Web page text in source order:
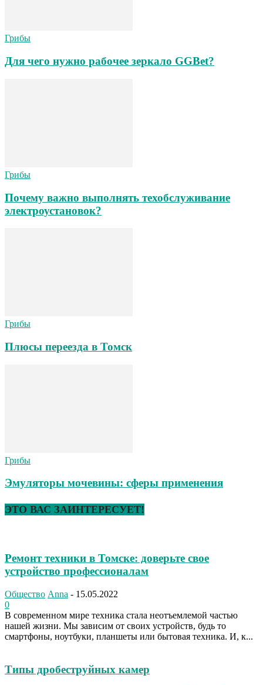
Грибы
Для чего нужно рабочее зеркало GGBet?
Грибы
Почему важно выполнять техобслуживание
электроустановок?
Грибы
Плюсы переезда в Томск
Грибы
Эмуляторы мочевины: сферы применения
ЭТО ВАС ЗАИНТЕРЕСУЕТ!
Ремонт техники в Томске: доверьте свое
устройство профессионалам
Общество Anna - 15.05.2022
0
В современном мире техника стала неотъемлемой частью
нашей жизни. Мы зависим от своих устройств, будь то
смартфоны, ноутбуки, планшеты или бытовая техника. И, к...
Типы дробеструйных камер